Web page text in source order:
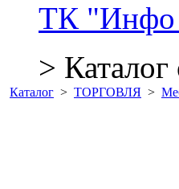
ТК "Инфо
>
Каталог > ТОРГОВЛЯ >